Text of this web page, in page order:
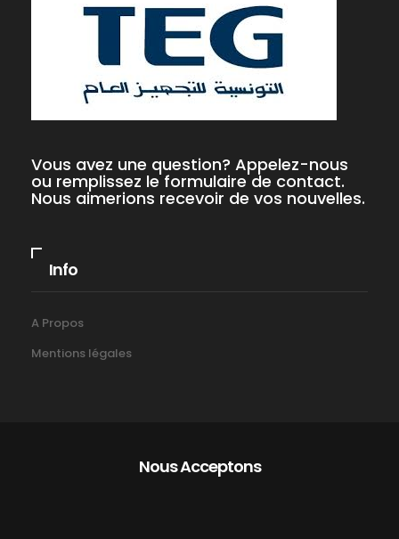
Vous avez une question? Appelez-nous
ou remplissez le formulaire de contact.
Nous aimerions recevoir de vos nouvelles.
Info
A Propos
Mentions légales
Nous Acceptons